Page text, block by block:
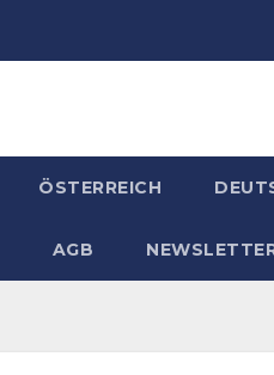
ÖSTERREICH
AGB